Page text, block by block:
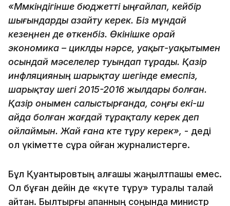
«Мүмкіндігінше бюджетті ыңғайлап, кейбір
шығындарды азайту керек. Біз мұндай
кезеңнен де өткенбіз. Өкінішке орай
экономика – циклды нәрсе, уақыт-уақытымен
осындай мәселелер туындап тұрады. Қазір
инфляцияның шарықтау шегінде емеспіз,
шарықтау шегі 2015-2016 жылдары болған.
Қазір онымен салыстырғанда, соңғы екі-үш
айда болған жағдай тұрақталу керек деп
ойлаймын. Жай ғана күте тұру керек», - деді
ол үкіметте сұрақ қойған журналистерге.
Бұл Қуантыровтың алғашқы жаңылтпашы емес.
Ол бұған дейін де «күте тұру» туралы талай
айтқан. Былтырғы ақпанның соңында министр